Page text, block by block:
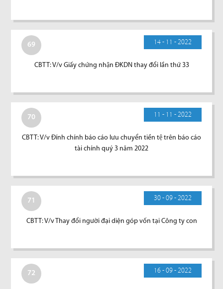
69 14 - 11 - 2022
CBTT: V/v Giấy chứng nhận ĐKDN thay đổi lần thứ 33
70 11 - 11 - 2022
CBTT: V/v Đính chính báo cáo lưu chuyển tiền tệ trên báo cáo
tài chính quý 3 năm 2022
71 30 - 09 - 2022
CBTT: V/v Thay đổi người đại diện góp vốn tại Công ty con
72 16 - 09 - 2022